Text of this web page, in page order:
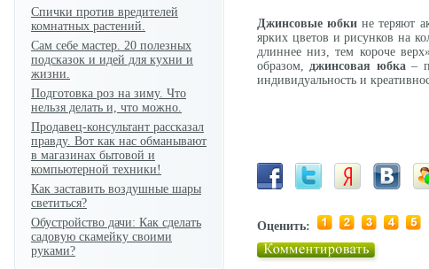
Спички против вредителей
комнатных растений.
Сам себе мастер. 20 полезных
подсказок и идей для кухни и
жизни.
Подготовка роз на зиму. Что
нельзя делать и, что можно.
Продавец-консультант рассказал
правду. Вот как нас обманывают
в магазинах бытовой и
компьютерной техники!
Как заставить воздушные шары
светиться?
Обустройство дачи: Как сделать
садовую скамейку своими
руками?
Джинсовые юбки не теряют
ярких цветов и рисунков на
длиннее низ, тем короче
образом,джинсовая юбка–
индивидуальность и
Оценить: